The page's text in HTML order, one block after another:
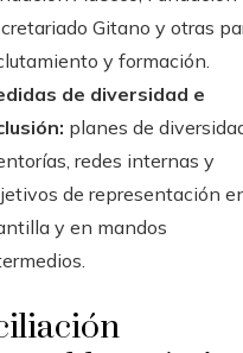
Gitano y otras
y formación.
de diversidad e
planes de
redes internas y
de representación
y en mandos